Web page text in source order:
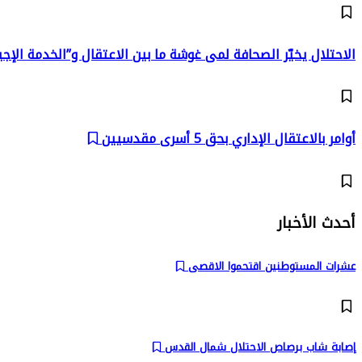
الاحتلال يخيّر الصحافة لمى غوشة ما بين الاعتقال و”الخدمة
أوامر بالاعتقال الإداري بحق 5 أسرى مقدسيين
أحدث الأخبار
عشرات المستوطنين اقتحموا الاقصى
إصابة شاب برصاص الاحتلال شمال القدس